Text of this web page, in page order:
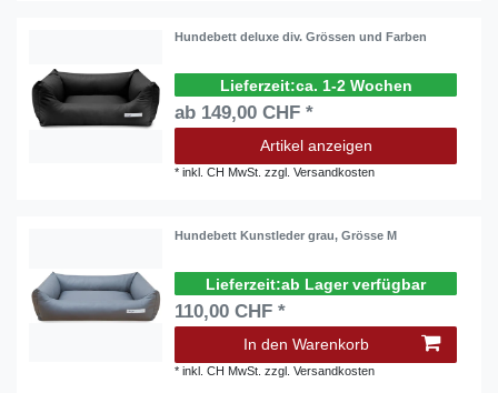
Hundebett deluxe div. Grössen und Farben
ca. 1-2 Wochen
ab 149,00 CHF *
Artikel anzeigen
*inkl. CH MwSt. zzgl.Versandkosten
Hundebett Kunstleder grau, Grösse M
ab Lager verfügbar
110,00 CHF *
In den Warenkorb
*inkl. CH MwSt. zzgl.Versandkosten